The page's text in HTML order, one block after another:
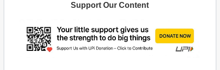
Support Our Content